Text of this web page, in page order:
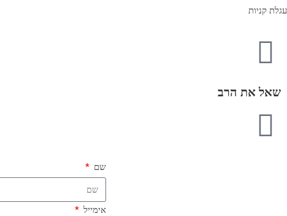
עגלת קניות
שאל את הרב
שם
אימייל